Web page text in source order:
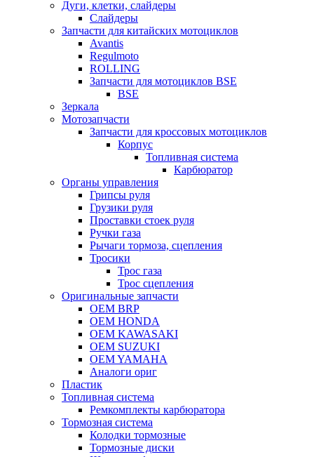
Дуги, клетки, слайдеры
Слайдеры
Запчасти для китайских мотоциклов
Avantis
Regulmoto
ROLLING
Запчасти для мотоциклов BSE
BSE
Зеркала
Мотозапчасти
Запчасти для кроссовых мотоциклов
Корпус
Топливная система
Карбюратор
Органы управления
Грипсы руля
Грузики руля
Проставки стоек руля
Ручки газа
Рычаги тормоза, сцепления
Тросики
Трос газа
Трос сцепления
Оригинальные запчасти
OEM BRP
OEM HONDA
OEM KAWASAKI
OEM SUZUKI
OEM YAMAHA
Аналоги ориг
Пластик
Топливная система
Ремкомплекты карбюратора
Тормозная система
Колодки тормозные
Тормозные диски